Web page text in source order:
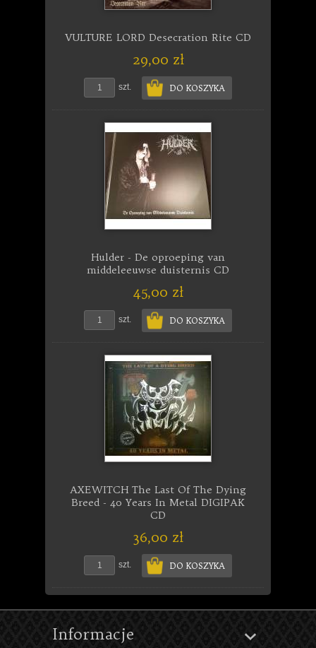
VULTURE LORD Desecration Rite CD
29,00 zł
szt. DO KOSZYKA
Hulder - De oproeping van
middeleeuwse duisternis CD
45,00 zł
szt. DO KOSZYKA
AXEWITCH The Last Of The Dying
Breed - 40 Years In Metal DIGIPAK
CD
36,00 zł
szt. DO KOSZYKA
Informacje